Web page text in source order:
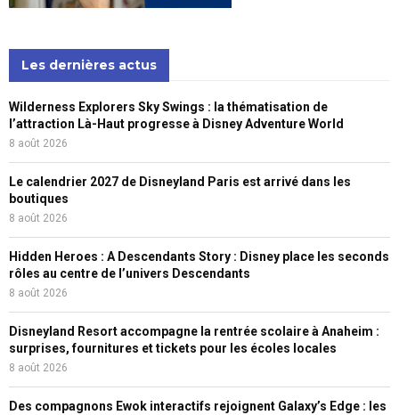
Les dernières actus
Wilderness Explorers Sky Swings : la thématisation de
l’attraction Là-Haut progresse à Disney Adventure World
8 août 2026
Le calendrier 2027 de Disneyland Paris est arrivé dans les
boutiques
8 août 2026
Hidden Heroes : A Descendants Story : Disney place les seconds
rôles au centre de l’univers Descendants
8 août 2026
Disneyland Resort accompagne la rentrée scolaire à Anaheim :
surprises, fournitures et tickets pour les écoles locales
8 août 2026
Des compagnons Ewok interactifs rejoignent Galaxy’s Edge : les